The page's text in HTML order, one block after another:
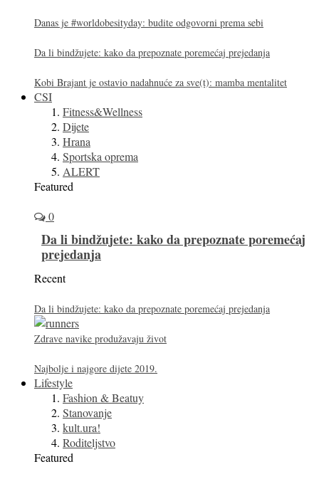
Danas je #worldobesityday: budite odgovorni prema sebi
Da li bindžujete: kako da prepoznate poremećaj prejedanja
Kobi Brajant je ostavio nadahnuće za sve(t): mamba mentalitet
CSI
Fitness&Wellness
Dijete
Hrana
Sportska oprema
ALERT
Featured
0
Da li bindžujete: kako da prepoznate poremećaj
prejedanja
Recent
Da li bindžujete: kako da prepoznate poremećaj prejedanja
Zdrave navike produžavaju život
Najbolje i najgore dijete 2019.
Lifestyle
Fashion & Beatuy
Stanovanje
kult.ura!
Roditeljstvo
Featured